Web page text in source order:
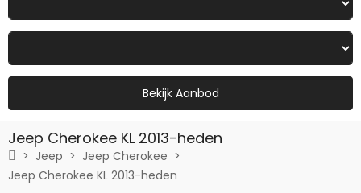
Bekijk Aanbod
Jeep Cherokee KL 2013-heden
Jeep
Jeep Cherokee
Jeep Cherokee KL 2013-heden